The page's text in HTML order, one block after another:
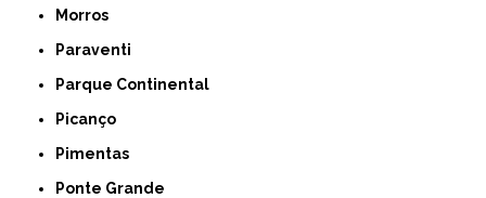
Morros
Paraventi
Parque Continental
Picanço
Pimentas
Ponte Grande